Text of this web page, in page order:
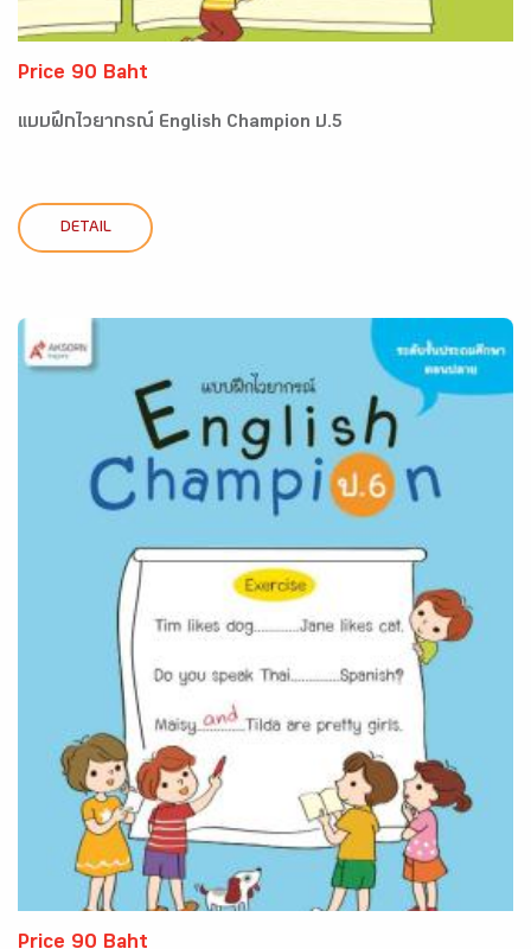
Price 90 Baht
แบบฝึกไวยากรณ์ English Champion ป.5
DETAIL
Price 90 Baht